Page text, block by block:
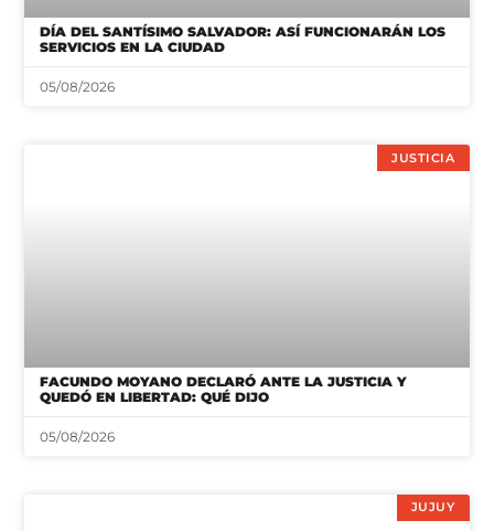
DÍA DEL SANTÍSIMO SALVADOR: ASÍ FUNCIONARÁN LOS
SERVICIOS EN LA CIUDAD
05/08/2026
JUSTICIA
FACUNDO MOYANO DECLARÓ ANTE LA JUSTICIA Y
QUEDÓ EN LIBERTAD: QUÉ DIJO
05/08/2026
JUJUY